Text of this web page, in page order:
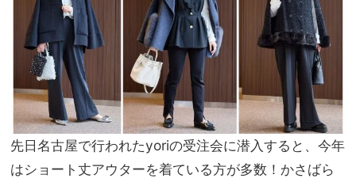
を
解コ
ーデ
集
先日名古屋で行われたyoriの受注会に潜入すると、今年
はショート丈アウターを着ている方が多数！かさばら